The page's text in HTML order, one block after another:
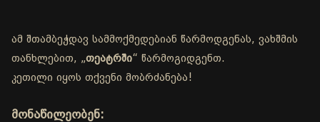
ამ შთამბეჭდავ სამმოქმედებიან წარმოდგენას, ვახშმის
თანხლებით, „თეატრში“ წარმოგიდგენთ.
კეთილი იყოს თქვენი მობრძანება!
მონაწილეობენ: